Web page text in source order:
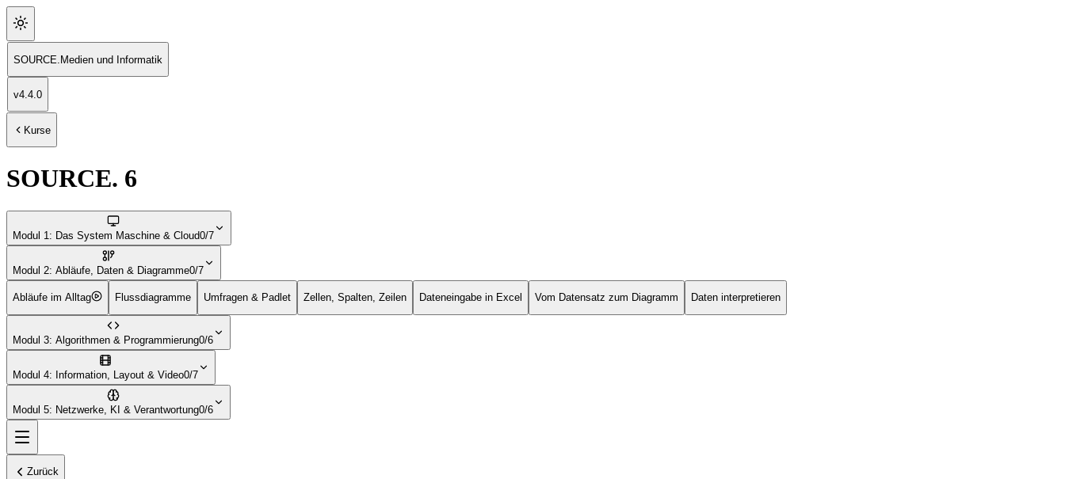
SOURCE Medien und Informatik
v4.4.0
Kurse
SOURCE. 6
Modul 1: Das System Maschine & Cloud0/7
Modul 2: Abläufe, Daten & Diagramme0/7
Abläufe im Alltag Flussdiagramme Umfragen & Padlet Zellen, Spalten, Zeilen Dateneingabe in Excel Vom Datensatz zum Diagramm Daten interpretieren
Modul 3: Algorithmen & Programmierung0/6
Modul 4: Information, Layout & Video0/7
Modul 5: Netzwerke, KI & Verantwortung0/6
Zurück